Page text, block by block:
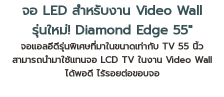
จอ LED สำหรับงาน Video Wall
รุ่นใหม่! Diamond Edge 55"
จอแอลอีดีรุ่นพิเศษที่มาในขนาดเท่ากับ TV 55 นิ้ว
สามารถนำมาใช้แทนจอ LCD TV ในงาน Video Wall
ได้พอดี ไร้รอยต่อขอบจอ